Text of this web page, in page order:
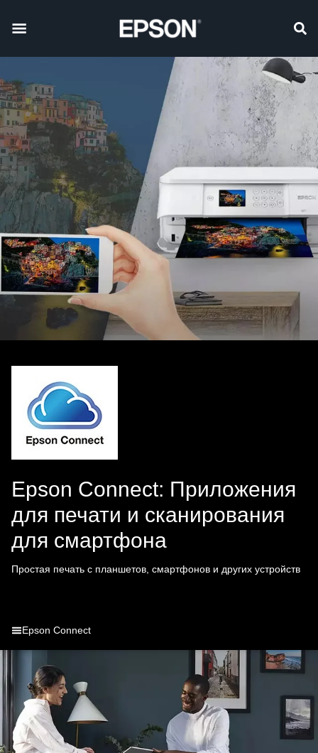
Epson Connect: Приложения
для печати и сканирования
для смартфона
Простая печать с планшетов, смартфонов и других устройств
Epson Connect